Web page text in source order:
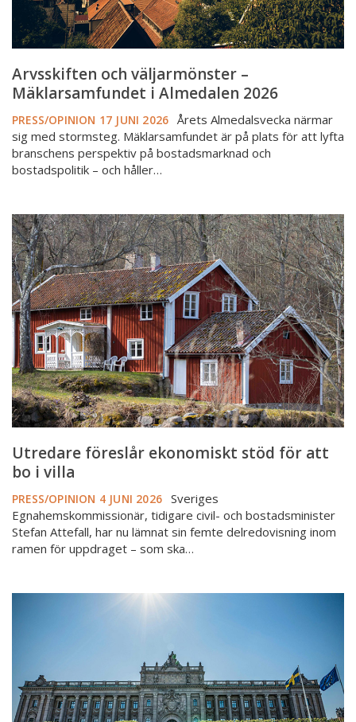
Arvsskiften och väljarmönster –
Mäklarsamfundet i Almedalen 2026
PRESS/OPINION 17 JUNI 2026 Årets Almedalsvecka närmar
sig med stormsteg. Mäklarsamfundet är på plats för att lyfta
branschens perspektiv på bostadsmarknad och
bostadspolitik – och håller…
Utredare
föreslår
ekonomiskt
stöd
för
att
bo
villa
Utredare föreslår ekonomiskt stöd för att
bo i villa
PRESS/OPINION 4 JUNI 2026 Sveriges
Egnahemskommissionär, tidigare civil- och bostadsminister
Stefan Attefall, har nu lämnat sin femte delredovisning inom
ramen för uppdraget – som ska…
Riksdagen
hyrköp